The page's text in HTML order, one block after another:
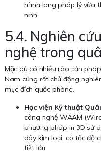
hành lang pháp lý vừa
ninh.
5.4. Nghiên
nghệ trong
Mặc dù có nhiều rào cản
Nam cũng rất chủ động
mục đích quốc phòng.
Học viện Kỹ thuật
công nghệ WAAM
phương pháp in 3D sử
dây kim loại, có tốc độ
tiết lớn.